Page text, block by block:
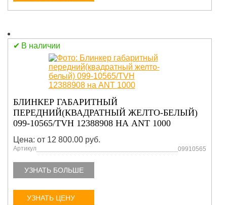
В наличии
БЛИНКЕР ГАБАРИТНЫЙ
ПЕРЕДНИЙ(КВАДРАТНЫЙ ЖЕЛТО-БЕЛЫЙ)
099-10565/TVH 12388908 НА АNT 1000
Цена: от 12 800.00 руб.
Артикул 09910565
УЗНАТЬ БОЛЬШЕ
УЗНАТЬ ЦЕНУ